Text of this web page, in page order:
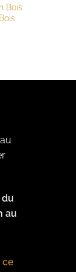
Bois
au
ce